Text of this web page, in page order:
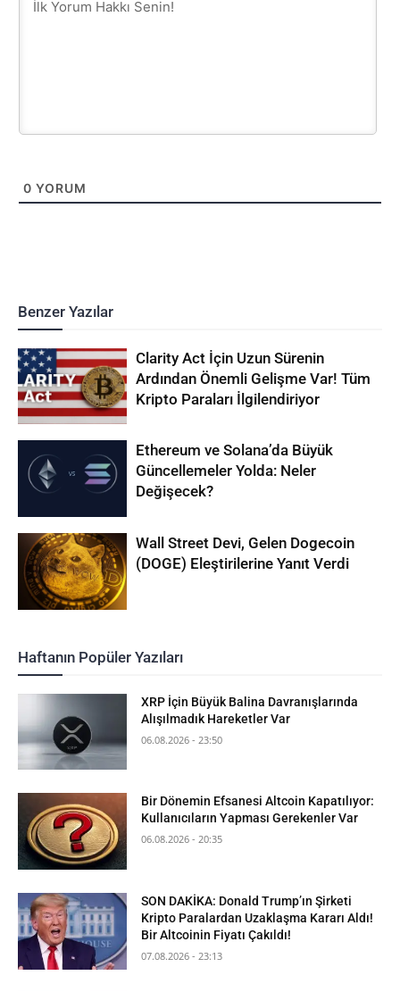
0 YORUM
Benzer Yazılar
Clarity Act İçin Uzun Sürenin
Ardından Önemli Gelişme Var! Tüm
Kripto Paraları İlgilendiriyor
Ethereum ve Solana’da Büyük
Güncellemeler Yolda: Neler
Değişecek?
Wall Street Devi, Gelen Dogecoin
(DOGE) Eleştirilerine Yanıt Verdi
Haftanın Popüler Yazıları
XRP İçin Büyük Balina Davranışlarında
Alışılmadık Hareketler Var
06.08.2026 - 23:50
Bir Dönemin Efsanesi Altcoin Kapatılıyor:
Kullanıcıların Yapması Gerekenler Var
06.08.2026 - 20:35
SON DAKİKA: Donald Trump’ın Şirketi
Kripto Paralardan Uzaklaşma Kararı Aldı!
Bir Altcoinin Fiyatı Çakıldı!
07.08.2026 - 23:13